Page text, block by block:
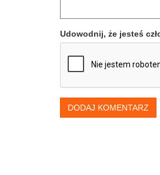
Udowodnij, że jesteś
DODAJ KOMENTARZ